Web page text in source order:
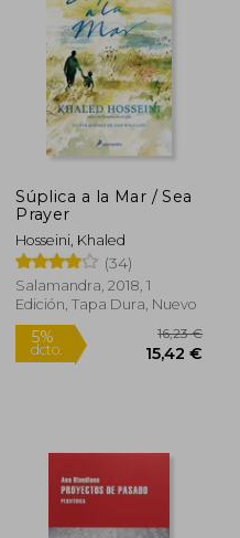
5%
dcto.
Súplica a la Mar / Sea
Prayer
Hosseini, Khaled
(34)
Salamandra, 2018, 1
Edición, Tapa Dura, Nuevo